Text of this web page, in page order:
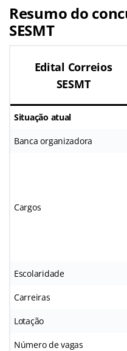
Resumo do
SESMT
Edital Correios
SESMT
Situação atual
Banca organizadora
Cargos
Escolaridade
Carreiras
Lotação
Número de vagas